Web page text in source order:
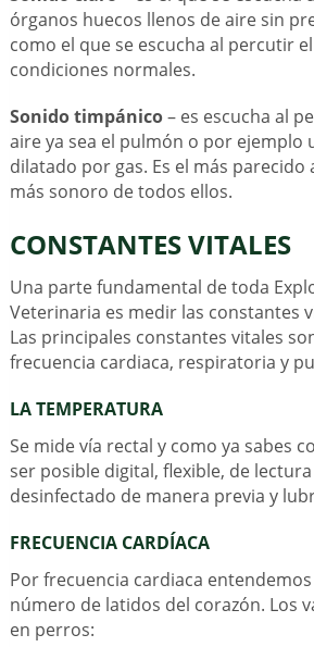
órganos huecos llenos de aire sin
como el que se escucha al percutir
condiciones normales.
Sonido timpánico– es escucha al
aire ya sea el pulmón o por ejemplo
dilatado por gas. Es el más parecido
más sonoro de todos ellos.
CONSTANTES VITALES
Una parte fundamental de toda
Veterinaria es medir las constantes
Las principales constantes vitales
frecuencia cardiaca, respiratoria y
LA TEMPERATURA
Se mide vía rectal y como ya sabes
ser posible digital, flexible, de
desinfectado de manera previa y
FRECUENCIA CARDÍACA
Por frecuencia cardiaca
número de latidos del corazón. Los
en perros: